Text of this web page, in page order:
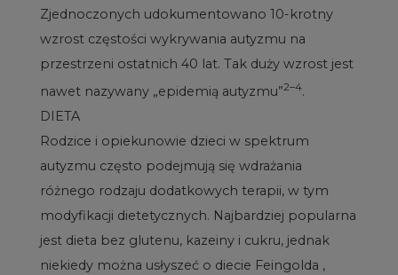
Zjednoczonych udokumentowano 10-krotny
wzrost częstości wykrywania autyzmu na
przestrzeni ostatnich 40 lat. Tak duży wzrost jest
nawet nazywany „epidemią autyzmu”2–4.
DIETA
Rodzice i opiekunowie dzieci w spektrum
autyzmu często podejmują się wdrażania
różnego rodzaju dodatkowych terapii, w tym
modyfikacji dietetycznych. Najbardziej popularna
jest dieta bez glutenu, kazeiny i cukru, jednak
niekiedy można usłyszeć o diecie Feingolda ,